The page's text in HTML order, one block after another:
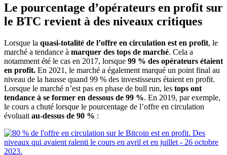
Le pourcentage d’opérateurs en profit sur
le BTC revient à des niveaux critiques
Lorsque la quasi-totalité de l’offre en circulation est en profit, le
marché a tendance à marquer des tops de marché. Cela a
notamment été le cas en 2017, lorsque 99 % des opérateurs étaient
en profit. En 2021, le marché a également marqué un point final au
niveau de la hausse quand 99 % des investisseurs étaient en profit.
Lorsque le marché n’est pas en phase de bull run, les tops ont
tendance à se former en dessous de 99 %. En 2019, par exemple,
le cours a chuté lorsque le pourcentage de l’offre en circulation
évoluait au-dessus de 90 % :